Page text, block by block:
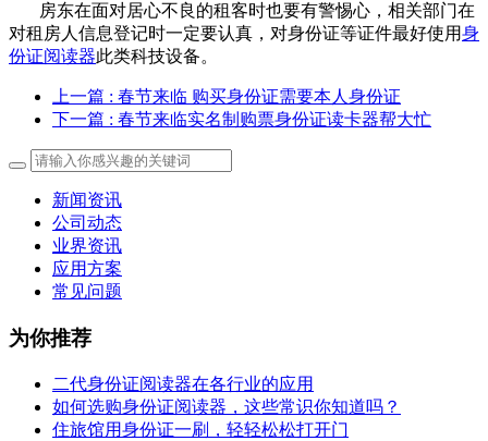
房东在面对居心不良的租客时也要有警惕心，相关部门在
对租房人信息登记时一定要认真，对身份证等证件最好使用身
份证阅读器此类科技设备。
上一篇 : 春节来临 购买身份证需要本人身份证
下一篇 : 春节来临实名制购票身份证读卡器帮大忙
新闻资讯
公司动态
业界资讯
应用方案
常见问题
为你推荐
二代身份证阅读器在各行业的应用
如何选购身份证阅读器，这些常识你知道吗？
住旅馆用身份证一刷，轻轻松松打开门